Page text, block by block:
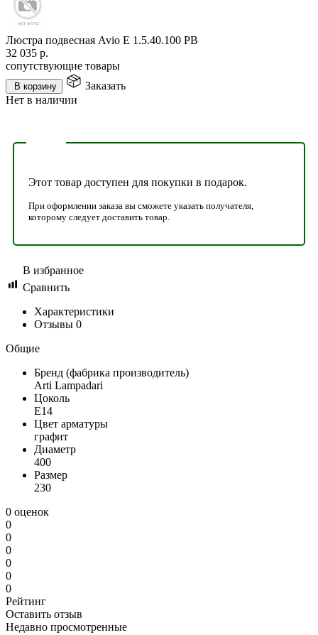
Люстра подвесная Avio E 1.5.40.100 PB
32 035 р.
сопутствующие товары
В корзину
Заказать
Нет в наличии
Этот товар доступен для покупки в подарок.
При оформлении заказа вы сможете указать получателя,
которому следует доставить товар.
В избранное
Сравнить
Характеристики
Отзывы 0
Общие
Бренд (фабрика производитель)
Arti Lampadari
Цоколь
E14
Цвет арматуры
графит
Диаметр
400
Размер
230
0 оценок
0
0
0
0
0
0
Рейтинг
Оставить отзыв
Недавно просмотренные